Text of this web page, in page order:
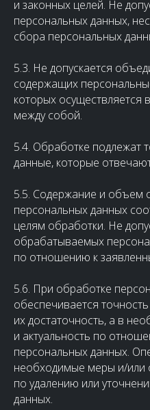
и законных целей. Не
персональных данных,
сбора персональных
5.3. Не допускается
содержащих
которых осуществляется
между собой.
5.4. Обработке подлежат
данные, которые
5.5. Содержание и объем
персональных данных
целям обработки. Не
обрабатываемых
по отношению к
5.6. При обработке
обеспечивается
их достаточность, а в
и актуальность по
персональных данных.
необходимые меры и/или
по удалению или
данных.